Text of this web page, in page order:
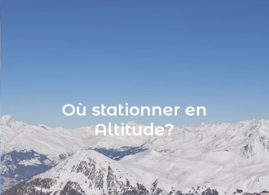
Où stationner en
Altitude?